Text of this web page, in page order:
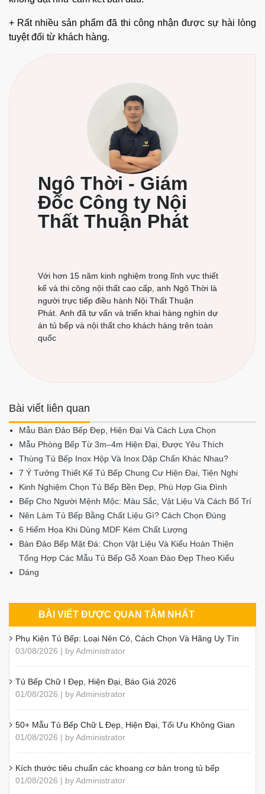
+ Miễn phí hoàn toàn phần khảo sát, lên ý tưởng và thiết
kế sản phẩm cho khách hàng.
+ Kết hợp chặt chẽ giữa khách hàng và nhóm thiết kế trong
quá trình thiết kế nhằm tạo nên một sản phẩm mang dấu
ấn phong cách của gia chủ.
+ Công ty có đầy đủ máy móc hiện đại nhất để thi công
những chi tiết sản phẩm có độ khó nhất hiện nay
+ Công ty sẽ hoàn tiền cho khác hàng nếu sản phẩm
không đạt như cam kết ban đầu.
+ Rất nhiều sản phẩm đã thi công nhận được sự hài lòng
tuyệt đối từ khách hàng.
Ngô Thời - Giám
Với hơn 15 năm kinh nghiệm trong lĩnh vực thiết
kế và thi công nội thất cao cấp, anh Ngô Thời là
người trực tiếp điều hành Nội Thất Thuận
Phát. Anh đã tư vấn và triển khai hàng nghìn dự
án tủ bếp và nội thất cho khách hàng trên toàn
quốc
Bài viết liên quan
Mẫu Bàn Đảo Bếp Đẹp, Hiện Đại Và Cách Lựa Chọn
Thùng Tủ Bếp Inox Hộp Và Inox Dập Chấn Khác Nhau?
7 Ý Tưởng Thiết Kế Tủ Bếp Chung Cư Hiện Đại, Tiện Nghi
Kinh Nghiệm Chọn Tủ Bếp Bền Đẹp, Phù Hợp Gia Đình
Bếp Cho Người Mệnh Mộc: Màu Sắc, Vật Liệu Và Cách Bố Trí
Nên Làm Tủ Bếp Bằng Chất Liệu Gì? Cách Chọn Đúng
6 Hiểm Họa Khi Dùng MDF Kém Chất Lượng
Bàn Đảo Bếp Mặt Đá: Chọn Vật Liệu Và Kiểu Hoàn Thiện
Dáng
BÀI VIẾT ĐƯỢC QUAN TÂM NHẤT
Phụ Kiện Tủ Bếp: Loại Nên Có, Cách Chọn Và Hãng Uy Tín